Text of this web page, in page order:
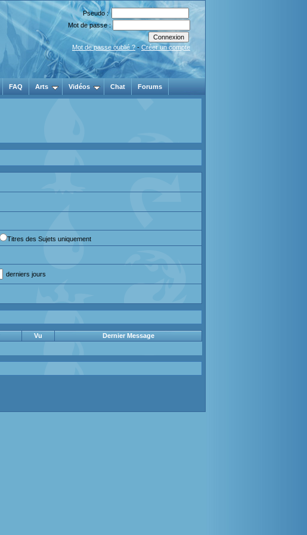
Pseudo :
Mot de passe :
Mot de passe oublié ? - Créer un compte
FAQ Arts Vidéos Chat Forums
Titres des Sujets uniquement
derniers jours
Vu
Dernier Message